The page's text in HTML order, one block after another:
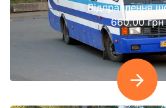
Відправлення
660.00 грн